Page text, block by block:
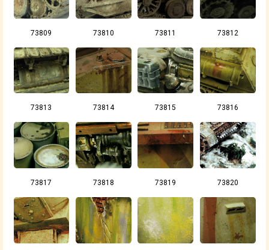
73809 73810 73811 73812
73813 73814 73815 73816
73817 73818 73819 73820